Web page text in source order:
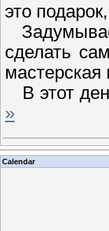
это
сделать
мастерская
В этот
»
Calendar